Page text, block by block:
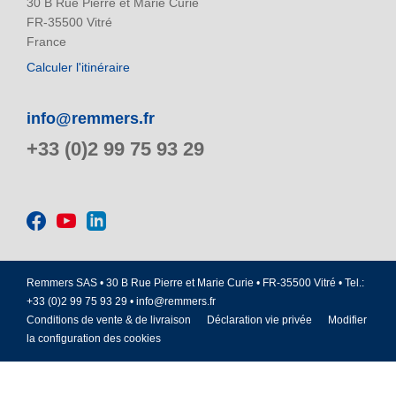
30 B Rue Pierre et Marie Curie
FR-35500 Vitré
France
Calculer l'itinéraire
info@remmers.fr
+33 (0)2 99 75 93 29
Remmers SAS • 30 B Rue Pierre et Marie Curie • FR-35500 Vitré • Tel.:
+33 (0)2 99 75 93 29 • info@remmers.fr
Conditions de vente & de livraison
Déclaration vie privée
Modifier
la configuration des cookies